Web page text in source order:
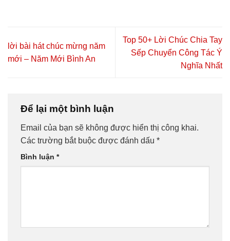
lời bài hát chúc mừng năm
mới – Năm Mới Bình An
Top 50+ Lời Chúc Chia Tay
Sếp Chuyển Công Tác Ý
Nghĩa Nhất
Để lại một bình luận
Email của bạn sẽ không được hiển thị công khai.
Các trường bắt buộc được đánh dấu *
Bình luận *